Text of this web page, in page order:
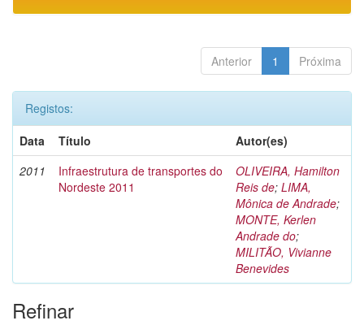
Anterior 1 Próxima
Registos:
Data
Título
Autor(es)
2011
Infraestrutura de transportes do
Nordeste 2011
OLIVEIRA, Hamilton
Reis de; LIMA,
Mônica de Andrade;
MONTE, Kerlen
Andrade do;
MILITÃO, Vivianne
Benevides
Refinar